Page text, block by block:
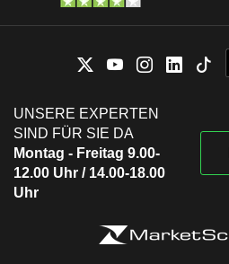
UNSERE EXPERTEN
SIND FÜR SIE DA
Montag - Freitag 9.00-
12.00 Uhr / 14.00-18.00
Uhr